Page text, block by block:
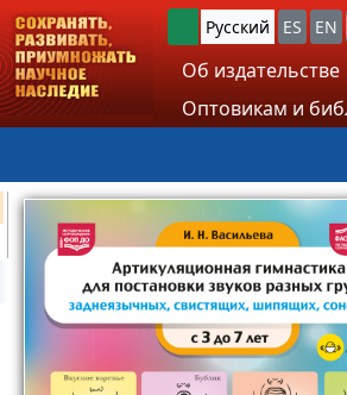
Русский ES EN
Об издательстве
Оптовикам и